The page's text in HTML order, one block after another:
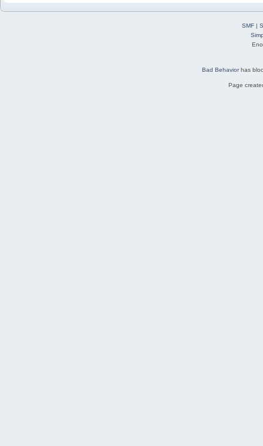
SMF|
Bad Behaviorhas
Page